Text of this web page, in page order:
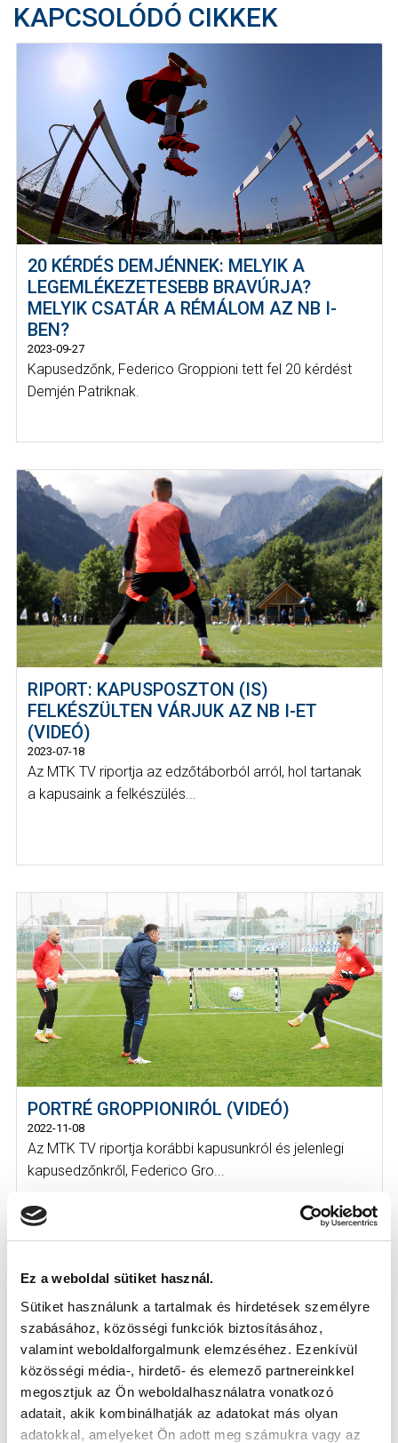
Ez a weboldal sütiket használ.
Sütiket használunk a tartalmak és hirdetések személyre
szabásához, közösségi funkciók biztosításához,
valamint weboldalforgalmunk elemzéséhez. Ezenkívül
közösségi média-, hirdető- és elemező partnereinkkel
megosztjuk az Ön weboldalhasználatra vonatkozó
adatait, akik kombinálhatják az adatokat más olyan
adatokkal, amelyeket Ön adott meg számukra vagy az
KAPCSOLÓDÓ CIKKEK
20 KÉRDÉS DEMJÉNNEK: MELYIK A
LEGEMLÉKEZETESEBB BRAVÚRJA?
MELYIK CSATÁR A RÉMÁLOM AZ NB I-
BEN?
2023-09-27
Kapusedzőnk, Federico Groppioni tett fel 20 kérdést
Demjén Patriknak.
RIPORT: KAPUSPOSZTON (IS)
FELKÉSZÜLTEN VÁRJUK AZ NB I-ET
(VIDEÓ)
2023-07-18
Az MTK TV riportja az edzőtáborból arról, hol tartanak
a kapusaink a felkészülés...
PORTRÉ GROPPIONIRÓL (VIDEÓ)
2022-11-08
Az MTK TV riportja korábbi kapusunkról és jelenlegi
kapusedzőnkről, Federico Gro...
KÖVETKEZŐ MÉRKŐZÉS
2026-08-07 17:30
ÚJ HIDEGKUTI NÁNDOR STADION